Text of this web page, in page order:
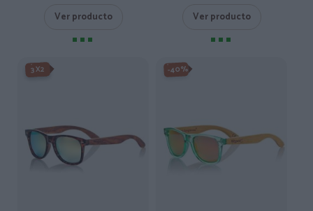
Ver producto Ver producto
-3X2%
3X2 -40%